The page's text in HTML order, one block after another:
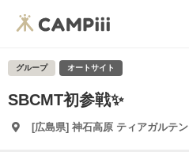
グループ オートサイト
SBCMT初参戦✨
[広島県] 神石高原 ティアガルテン